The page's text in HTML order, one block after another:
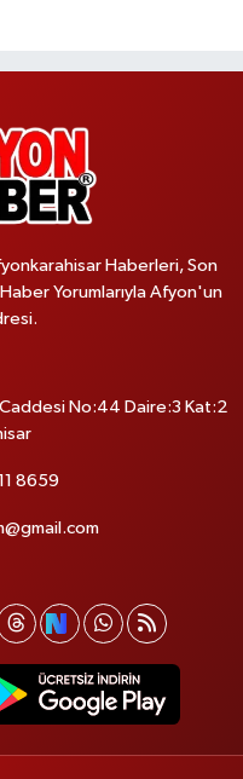
Haberleri, Son
Yorumlarıyla Afyon'un
Caddesi No:44 Daire:3 Kat:2
8659